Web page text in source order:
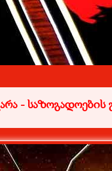
- საზოგადოების